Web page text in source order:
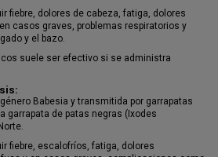
fiebre, dolores de cabeza, fatiga, dolores
casos graves, problemas respiratorios y
y el bazo.
suele ser efectivo si se administra
Babesia y transmitida por garrapatas
garrapata de patas negras (Ixodes
fiebre, escalofríos, fatiga, dolores